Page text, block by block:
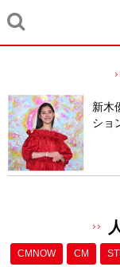
新木
ショ
CMNOW CM